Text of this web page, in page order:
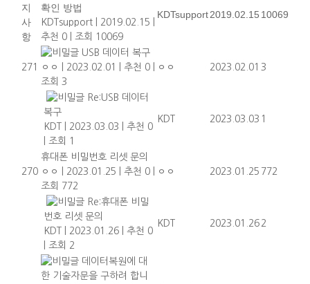
지
사
항
확인 방법
KDTsupport 2019.02.15
추천 0
조회 10069
KDTsupport2019.02.15 10069
271
USB 데이터 복구
ㅇㅇ
2023.02.01 추천 0
조회 3
ㅇㅇ 2023.02.01 3
Re:USB 데이터
복구
KDT
2023.03.03
추천 0
조회 1
KDT 2023.03.03 1
270
휴대폰 비밀번호 리셋 문의
ㅇㅇ
2023.01.25 추천 0
조회 772
ㅇㅇ 2023.01.25 772
Re:휴대폰 비밀
번호 리셋 문의
KDT
2023.01.26
추천 0
조회 2
KDT 2023.01.26 2
데이터복원에 대
한 기술자문을 구하려 합니